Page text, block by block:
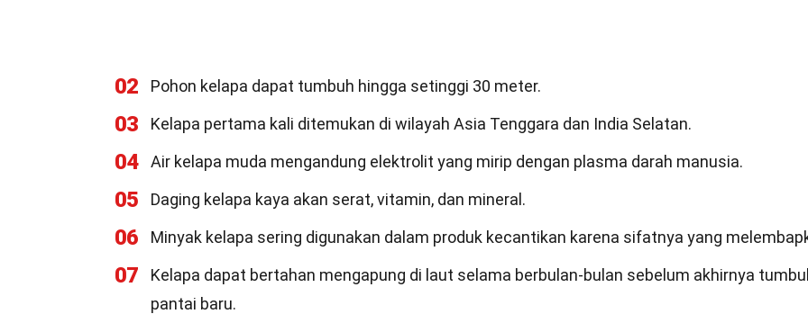
02 Pohon kelapa dapat tumbuh hingga setinggi 30 meter.
03 Kelapa pertama kali ditemukan di wilayah Asia Tenggara dan India Selatan.
04 Air kelapa muda mengandung elektrolit yang mirip dengan plasma darah manusia.
05 Daging kelapa kaya akan serat, vitamin, dan mineral.
06 Minyak kelapa sering digunakan dalam produk kecantikan karena sifatnya yang
07
Kelapa dapat bertahan mengapung di laut selama berbulan-bulan sebelum akhirnya
pantai baru.